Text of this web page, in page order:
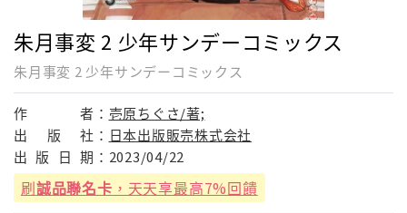
朱月事変 2 少年サンデーコミックス
朱月事変 2 少年サンデーコミックス
作 者： 壱原ちぐさ/著;
出
版 社： 日本出版販売株式会社
出 版 日 期： 2023/04/22
刷誠品聯名卡 ，天天享最高7%回饋